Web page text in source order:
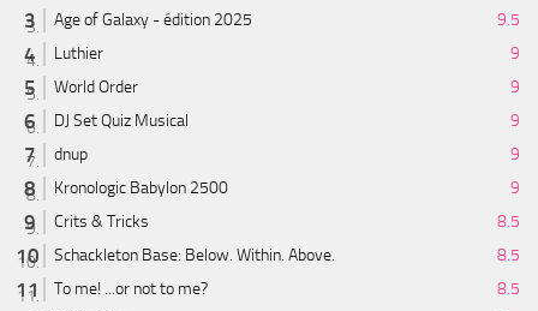
Age of Galaxy - édition 2025
9.5
Luthier
9
World Order
9
DJ Set Quiz Musical
9
dnup
9
Kronologic Babylon 2500
9
Crits & Tricks
8.5
Schackleton Base: Below. Within. Above.
8.5
To me! ...or not to me?
8.5